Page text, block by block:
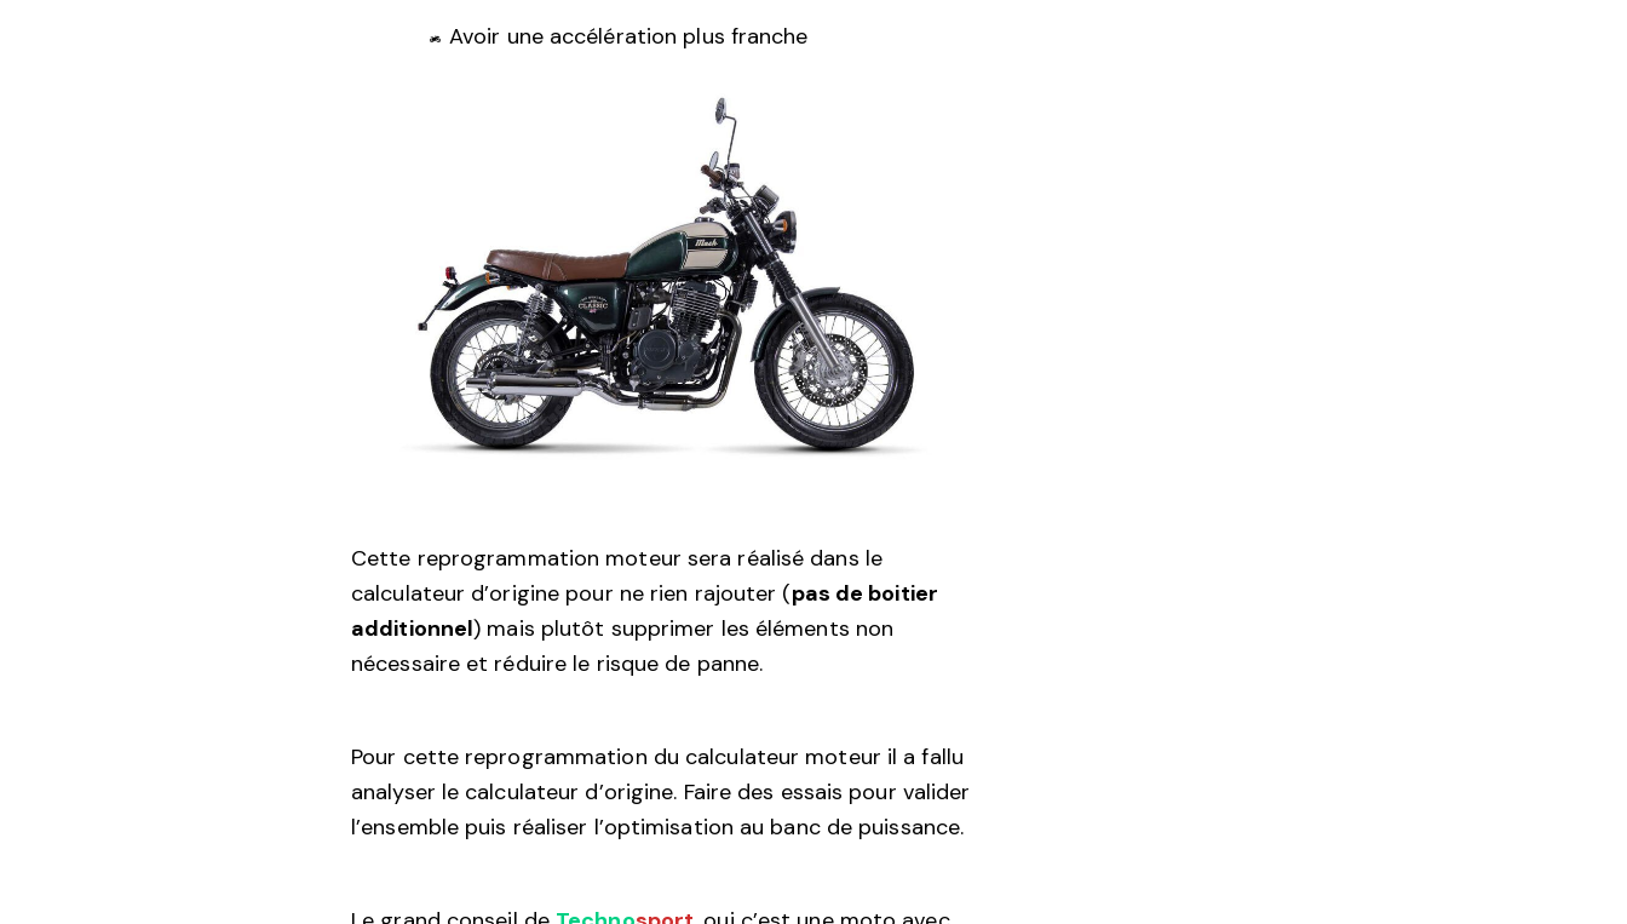
Avoir une accélération plus franche
Cette reprogrammation moteur sera réalisé dans le
calculateur d’origine pour ne rien rajouter (pas de boitier
additionnel) mais plutôt supprimer les éléments non
nécessaire et réduire le risque de panne.
Pour cette reprogrammation du calculateur moteur il a fallu
analyser le calculateur d’origine. Faire des essais pour valider
l’ensemble puis réaliser l’optimisation au banc de puissance.